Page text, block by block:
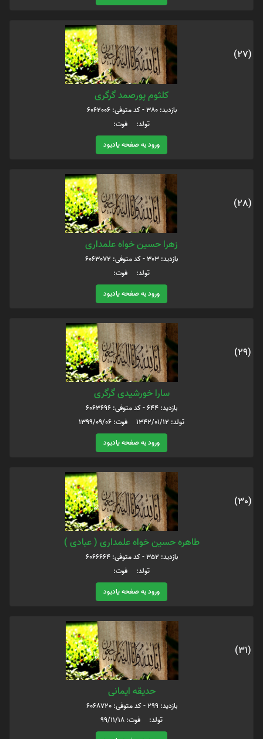
(27)
کلثوم پورصمد گرگری
بازدید: 380 - کد متوفی: 6062006
تولد: فوت:
ورود به صفحه یادبود
(28)
زهرا حسین خواه علمداری
بازدید: 303 - کد متوفی: 6063072
تولد: فوت:
ورود به صفحه یادبود
(29)
سارا خورشیدی گرگری
بازدید: 644 - کد متوفی: 6063696
تولد: 1342/01/12 فوت: 1399/09/06
ورود به صفحه یادبود
(30)
طاهره حسین خواه علمداری ( عبادی )
بازدید: 352 - کد متوفی: 6066664
تولد: فوت:
ورود به صفحه یادبود
(31)
حدیقه ایمانی
بازدید: 299 - کد متوفی: 6068720
تولد: فوت: 99/11/18